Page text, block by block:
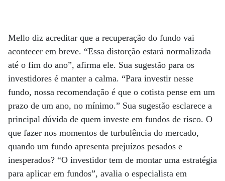
Mello diz acreditar que a recuperação do fundo vai
acontecer em breve. “Essa distorção estará normalizada
até o fim do ano”, afirma ele. Sua sugestão para os
investidores é manter a calma. “Para investir nesse
fundo, nossa recomendação é que o cotista pense em um
prazo de um ano, no mínimo.” Sua sugestão esclarece a
principal dúvida de quem investe em fundos de risco. O
que fazer nos momentos de turbulência do mercado,
quando um fundo apresenta prejuízos pesados e
inesperados? “O investidor tem de montar uma estratégia
para aplicar em fundos”, avalia o especialista em